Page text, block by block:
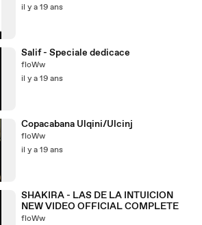
il y a 19 ans
Salif - Speciale dedicace
floWw
il y a 19 ans
Copacabana Ulqini/Ulcinj
floWw
il y a 19 ans
SHAKIRA - LAS DE LA INTUICION
NEW VIDEO OFFICIAL COMPLETE
floWw